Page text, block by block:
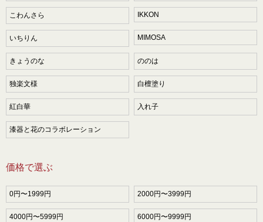
こわんさら IKKON
いちりん MIMOSA
きょうのな ののは
独楽文様 白檀塗り
紅白華 入れ子
漆器と花のコラボレーション
価格で選ぶ
0円〜1999円 2000円〜3999円
4000円〜5999円 6000円〜9999円